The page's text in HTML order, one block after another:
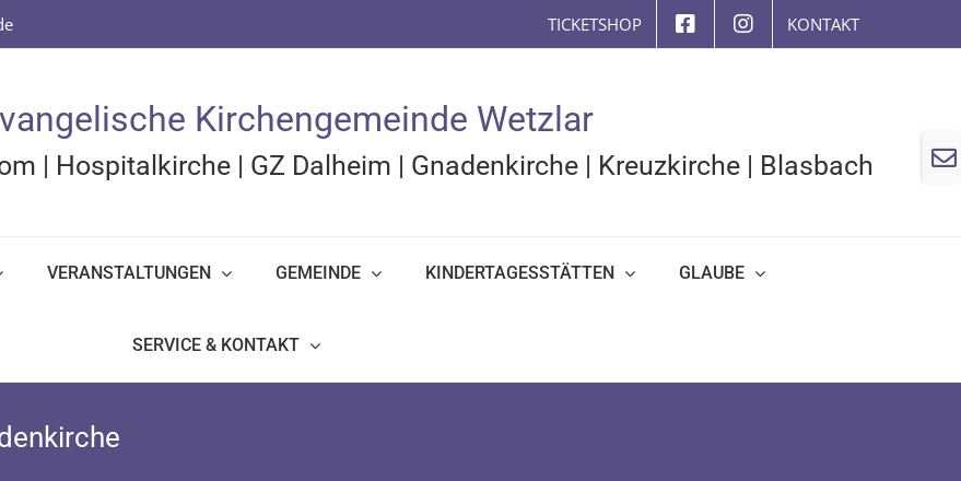
TICKETSHOP KONTAKT
Kirchengemeinde Wetzlar
| Hospitalkirche | GZ Dalheim | Gnadenkirche | Kreuzkirche | Blasbach
VERANSTALTUNGEN GEMEINDE KINDERTAGESSTÄTTEN GLAUBE
SERVICE & KONTAKT